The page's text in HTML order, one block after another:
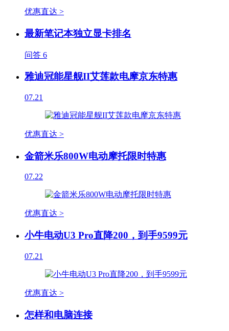
优惠直达 >
最新笔记本独立显卡排名
问答 6
雅迪冠能星舰II艾莲款电摩京东特惠
07.21
优惠直达 >
金箭米乐800W电动摩托限时特惠
07.22
优惠直达 >
小牛电动U3 Pro直降200，到手9599元
07.21
优惠直达 >
怎样和电脑连接